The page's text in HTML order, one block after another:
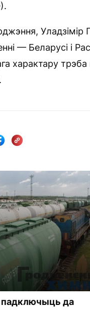
Уладзімір
— Беларусі і
характару
падключыць да